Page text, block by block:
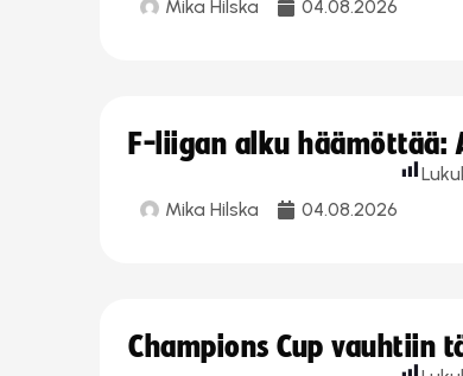
Mika Hilska 04.08.2026
F-liigan alku häämöttää:
Mika Hilska 04.08.2026
Champions Cup vauhtiin